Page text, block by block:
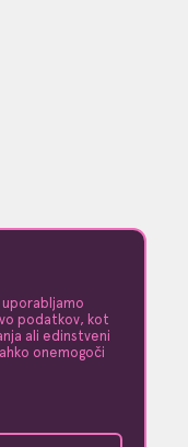
podatkov, kot
ali edinstveni
onemogoči